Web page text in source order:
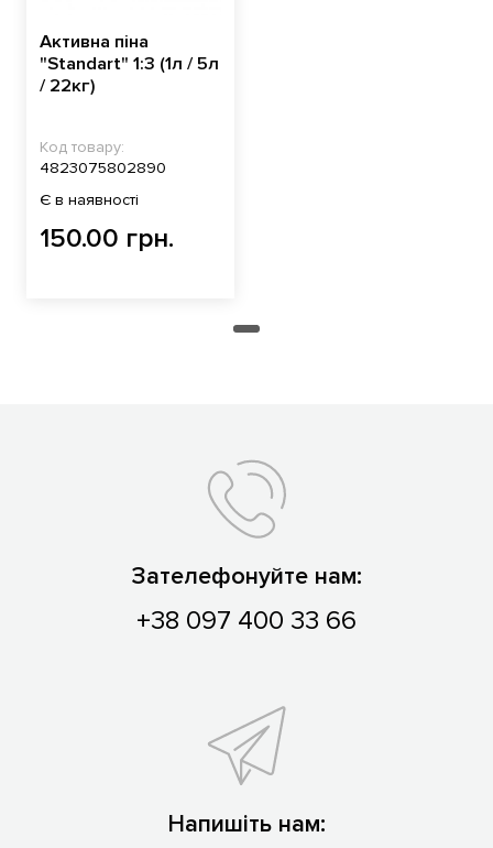
Активна піна
"Standart" 1:3 (1л / 5л
/ 22кг)
Код товару:
4823075802890
Є в наявності
150.00 грн.
Зателефонуйте нам:
+38 097 400 33 66
Напишіть нам: